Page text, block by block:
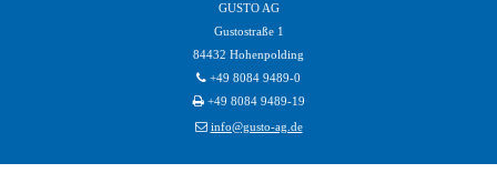
GUSTO AG
Gustostraße 1
84432 Hohenpolding
+49 8084 9489-0
+49 8084 9489-19
info@gusto-ag.de